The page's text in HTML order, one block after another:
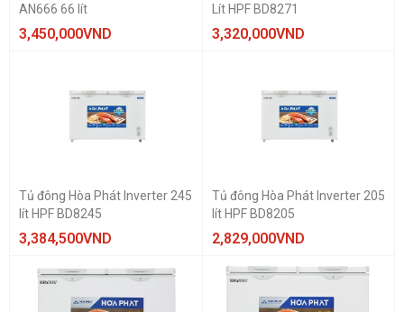
AN666 66 lít
3,450,000VND
Lít HPF BD8271
3,320,000VND
Tủ đông Hòa Phát Inverter 245
lít HPF BD8245
3,384,500VND
Tủ đông Hòa Phát Inverter 205
lít HPF BD8205
2,829,000VND